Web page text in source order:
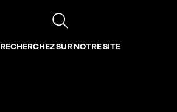
RECHERCHEZ SUR NOTRE SITE